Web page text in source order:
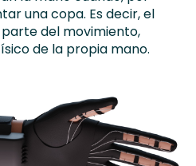
una copa. Es decir, el
del movimiento,
de la propia mano.